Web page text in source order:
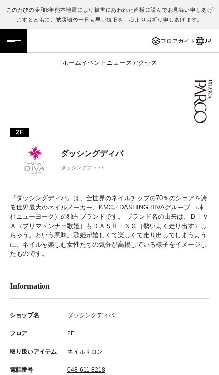
このたびの令和8年熊本地震により被害にあわれた皆様に謹んでお見舞い申しあげ
ますとともに、被災地の一日も早い復旧を、心よりお祈り申しあげます。
フロアガイド JP
ホームイベント ニュース アクセス
フロアガイド
施設案内・アクセス
TAX FREE
JP
ENGLISH
繁体字
日本語
2F
ダッシングディバ
ダッシングディバ
『ダッシングディバ』は、全世界のネイルチップの70％のシェアを誇
る世界最大のネイルメーカー、KMC／DASHING DIVAグループ （本
社ニューヨーク）の独占ブランドです。 ブランド名の由来は、ＤＩＶ
Ａ（プリマドンナ＝歌姫）もＤＡＳＨＩＮＧ（勢いよく走り出す）し
ちゃう。という意味。歌姫が嬉しくて楽しくて走り出してしまうよう
に、ネイルを楽しむ女性たちの気分が高揚している様子をイメージし
たものです。
Information
ショップ名 ダッシングディバ
フロア 2F
取り扱いアイテム ネイルサロン
電話番号 048-611-8218